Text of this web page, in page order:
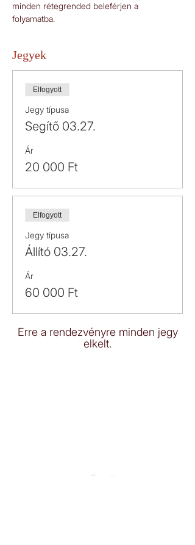
minden rétegrended beleférjen a
folyamatba.
Jegyek
Elfogyott
Jegy típusa
Segítő 03.27.
Ár
20 000 Ft
Elfogyott
Jegy típusa
Állító 03.27.
Ár
60 000 Ft
Erre a rendezvényre minden jegy
elkelt.
E-mail: